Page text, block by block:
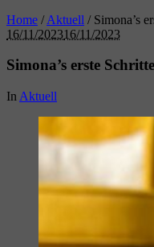
Home /Aktuell / Simona’s
16/11/202316/11/2023
Simona’s erste
In Aktuell